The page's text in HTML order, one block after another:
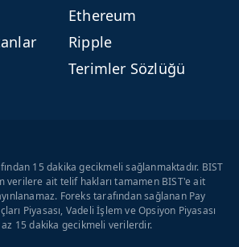
Ethereum
Ripple
Terimler Sözlüğü
15 dakika gecikmeli sağlanmaktadır. BIST
verilere ait telif hakları tamamen BIST'e ait
Foreks tarafından sağlanan Pay
Piyasası, Vadeli İşlem ve Opsiyon Piyasası
15 dakika gecikmeli verilerdir.